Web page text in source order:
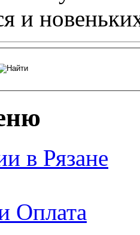
и
в Рязане
Оплата